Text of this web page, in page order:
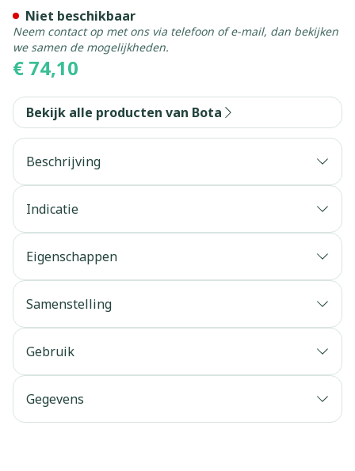
€ 74,10
Niet beschikbaar
Neem contact op met ons via telefoon of e-mail, dan bekijken
we samen de mogelijkheden.
Bekijk alle producten van Bota
Beschrijving
Indicatie
Eigenschappen
Samenstelling
Gebruik
Gegevens